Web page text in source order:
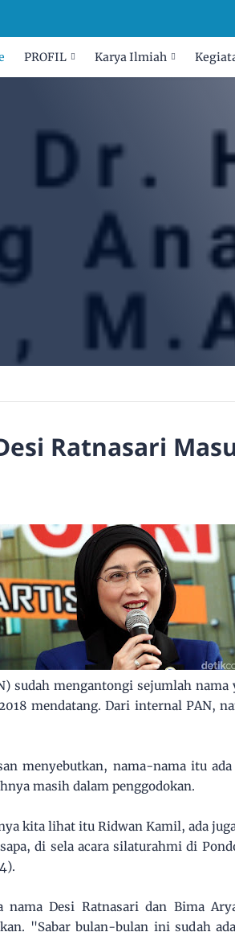
PROFIL Karya Ilmiah
Ratnasari
sudah mengantongi sejumlah
mendatang. Dari internal PAN,
menyebutkan, nama-nama itu
masih dalam penggodokan.
kita lihat itu Ridwan Kamil, ada
di sela acara silaturahmi di
nama Desi Ratnasari dan Bima
"Sabar bulan-bulan ini sudah